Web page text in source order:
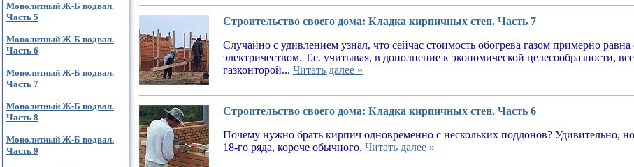
Монолитный Ж-Б подвал.
Часть 5
Монолитный Ж-Б подвал.
Часть 6
Монолитный Ж-Б подвал.
Часть 7
Монолитный Ж-Б подвал.
Часть 8
Монолитный Ж-Б подвал.
Часть 9
Строительство своего дома: Кладка кирпичных стен. Часть 7
Случайно с удивлением узнал, что сейчас стоимость обогрева газом примерно равна
электричеством. Т.е. учитывая, в дополнение к экономической целесообразности,
газконторой... Читать далее »
Строительство своего дома: Кладка кирпичных стен. Часть 6
Почему нужно брать кирпич одновременно с нескольких поддонов? Удивительно,
18-го ряда, короче обычного. Читать далее »